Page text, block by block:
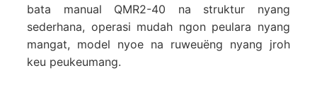
bata manual QMR2-40 na struktur nyang
sederhana, operasi mudah ngon peulara nyang
mangat, model nyoe na ruweuëng nyang jroh
keu peukeumang.